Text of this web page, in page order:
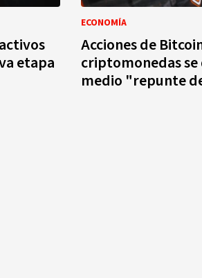
etapa
ECONOMÍA
Acciones de
criptomonedas se
medio "repunte